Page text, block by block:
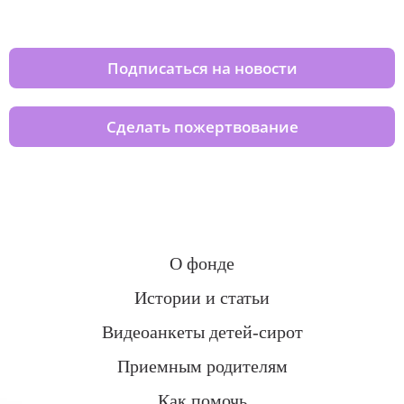
Подписаться на новости
Сделать пожертвование
О фонде
Истории и статьи
Видеоанкеты детей-сирот
Приемным родителям